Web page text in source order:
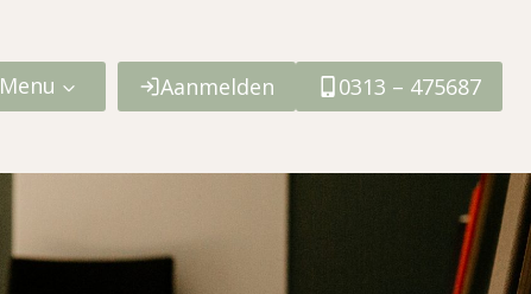
Menu Aanmelden 0313 – 475687